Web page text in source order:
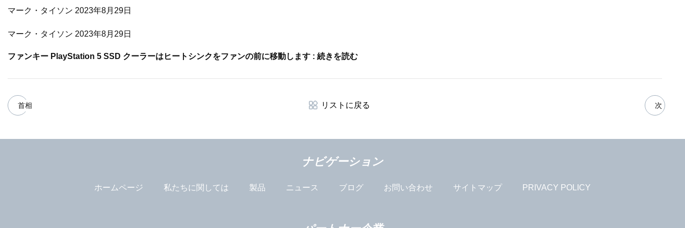
マーク・タイソン 2023年8月29日
マーク・タイソン 2023年8月29日
ファンキー PlayStation 5 SSD クーラーはヒートシンクをファンの前に移動します : 続きを読む
首相 リストに戻る 次
ナビゲーション
ホームページ 私たちに関しては 製品 ニュース ブログ お問い合わせ サイトマップ PRIVACY POLICY